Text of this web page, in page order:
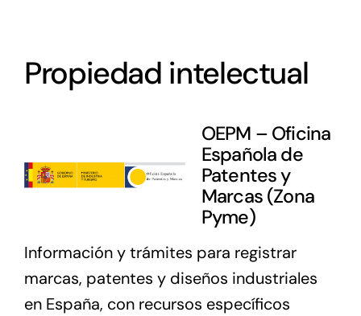
Propiedad intelectual
OEPM – Oficina
Española de
Patentes y
Marcas (Zona
Pyme)
Información y trámites para registrar
marcas, patentes y diseños industriales
en España, con recursos específicos